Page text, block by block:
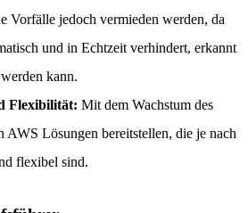
Vorfälle jedoch vermieden werden, da
und in Echtzeit verhindert, erkannt
kann.
Flexibilität: Mit dem Wachstum des
AWS Lösungen bereitstellen, die je nach
flexibel sind.